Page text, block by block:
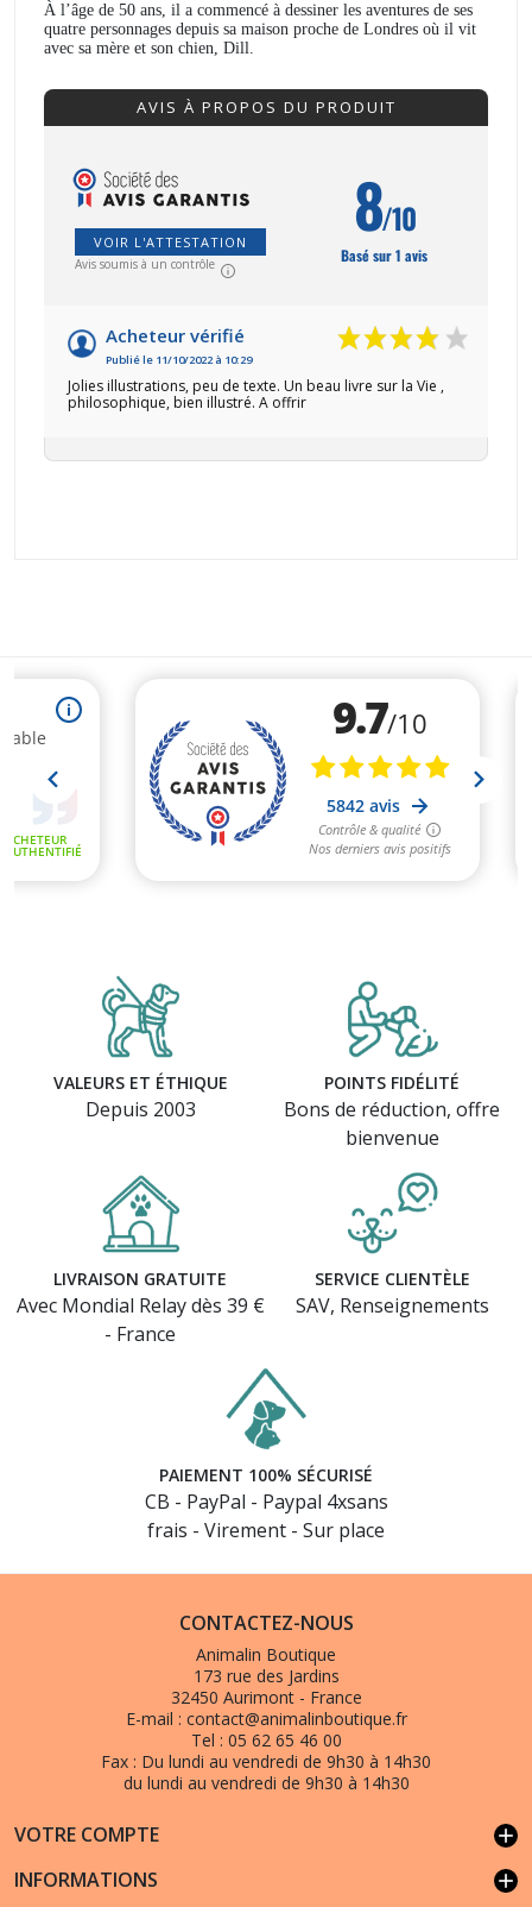
À l’âge de 50 ans, il a commencé à dessiner les aventures de ses
quatre personnages depuis sa maison proche de Londres où il vit
avec sa mère et son chien, Dill.
AVIS À PROPOS DU PRODUIT
VOIR L'ATTESTATION
Avis soumis à un contrôle
8/10
Basé sur 1 avis
Acheteur vérifié
Publié le 11/10/2022 à 10:29
Jolies illustrations, peu de texte. Un beau livre sur la Vie ,
philosophique, bien illustré. A offrir
VALEURS ET ÉTHIQUE
Depuis 2003
POINTS FIDÉLITÉ
Bons de réduction, offre
bienvenue
LIVRAISON GRATUITE
Avec Mondial Relay dès 39 €
- France
SERVICE CLIENTÈLE
SAV, Renseignements
PAIEMENT 100% SÉCURISÉ
CB - PayPal - Paypal 4xsans
frais - Virement - Sur place
CONTACTEZ-NOUS
Animalin Boutique
173 rue des Jardins
32450 Aurimont - France
E-mail : contact@animalinboutique.fr
Tel : 05 62 65 46 00
Fax : Du lundi au vendredi de 9h30 à 14h30
du lundi au vendredi de 9h30 à 14h30
VOTRE COMPTE add
INFORMATIONS add